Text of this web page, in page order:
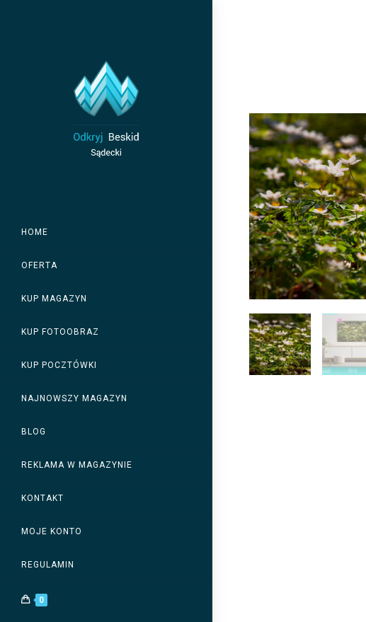
HOME
OFERTA
KUP MAGAZYN
KUP FOTOOBRAZ
KUP POCZTÓWKI
NAJNOWSZY MAGAZYN
BLOG
REKLAMA W MAGAZYNIE
KONTAKT
MOJE KONTO
REGULAMIN
0